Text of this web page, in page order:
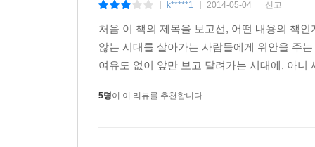
어른이 된 나는 어지러워. -「어른이 된 나는 어지
--- 본문 중에서
k*****1 2014-05-04 신고
처음 이 책의 제목을 보고선, 어떤 내용의 책
않는 시대를 살아가는 사람들에게 위안을 주
여유도 없이 앞만 보고 달려가는 시대에, 아
5명이 이 리뷰를 추천합니다.